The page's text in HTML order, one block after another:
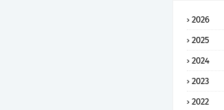
2026
2025
2024
2023
2022